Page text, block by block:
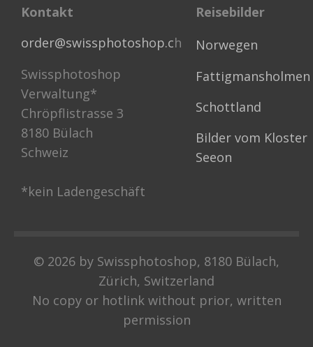
Kontakt
Reisebilder
order@swissphotoshop.ch
Swissphotoshop
Verwaltung*
Chröpflistrasse 3
8180 Bülach
Schweiz
*kein Ladengeschäft
Norwegen
Fattigmansholmen
Schottland
Bilder vom Kloster
Seeon
© 2026 by Swissphotoshop, 8180 Bülach,
Zürich, Switzerland
No copy or hotlink without prior, written
permission